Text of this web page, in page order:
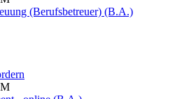
(Berufsbetreuer) (B.A.)